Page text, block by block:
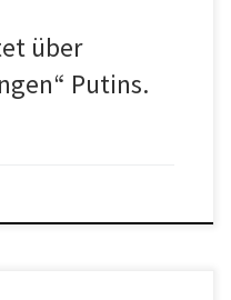
über
Putins.